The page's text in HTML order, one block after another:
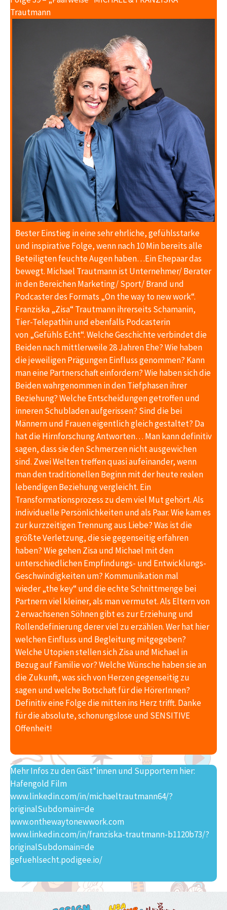
Trautmann
Bester Einstieg in eine sehr ehrliche, gefühlsstarke
und inspirative Folge, wenn nach 10 Min bereits alle
Beteiligten feuchte Augen haben…Ein Ehepaar das
bewegt. Michael Trautmann ist Unternehmer/ Berater
in den Bereichen Marketing/ Sport/ Brand und
Podcaster des Formats „On the way to new work“.
Franziska „Zisa“ Trautmann ihrerseits Schamanin,
Tier-Telepathin und ebenfalls Podcasterin
von „Gefühls Echt“. Welche Geschichte verbindet die
Beiden nach mittlerweile 28 Jahren Ehe? Wie haben
die jeweiligen Prägungen Einfluss genommen? Kann
man eine Partnerschaft einfordern? Wie haben sich die
Beiden wahrgenommen in den Tiefphasen ihrer
Beziehung? Welche Entscheidungen getroffen und
inneren Schubladen aufgerissen? Sind die bei
Männern und Frauen eigentlich gleich gestaltet? Da
hat die Hirnforschung Antworten… Man kann definitiv
sagen, dass sie den Schmerzen nicht ausgewichen
sind. Zwei Welten treffen quasi aufeinander, wenn
man den traditionellen Beginn mit der heute realen
lebendigen Beziehung vergleicht. Ein
Transformationsprozess zu dem viel Mut gehört. Als
individuelle Persönlichkeiten und als Paar. Wie kam es
zur kurzzeitigen Trennung aus Liebe? Was ist die
größte Verletzung, die sie gegenseitig erfahren
haben? Wie gehen Zisa und Michael mit den
unterschiedlichen Empfindungs- und Entwicklungs-
Geschwindigkeiten um? Kommunikation mal
wieder „the key“ und die echte Schnittmenge bei
Partnern viel kleiner, als man vermutet. Als Eltern von
2 erwachsenen Söhnen gibt es zur Erziehung und
Rollendefinierung derer viel zu erzählen. Wer hat hier
welchen Einfluss und Begleitung mitgegeben?
Welche Utopien stellen sich Zisa und Michael in
Bezug auf Familie vor? Welche Wünsche haben sie an
die Zukunft, was sich von Herzen gegenseitig zu
sagen und welche Botschaft für die HörerInnen?
Definitiv eine Folge die mitten ins Herz trifft. Danke
für die absolute, schonungslose und SENSITIVE
Offenheit!
Mehr Infos zu den Gäst*innen und Supportern hier:
Hafengold Film
www.linkedin.com/in/michaeltrautmann64/?
originalSubdomain=de
www.onthewaytonewwork.com
www.linkedin.com/in/franziska-trautmann-b1120b73/?
originalSubdomain=de
gefuehlsecht.podigee.io/